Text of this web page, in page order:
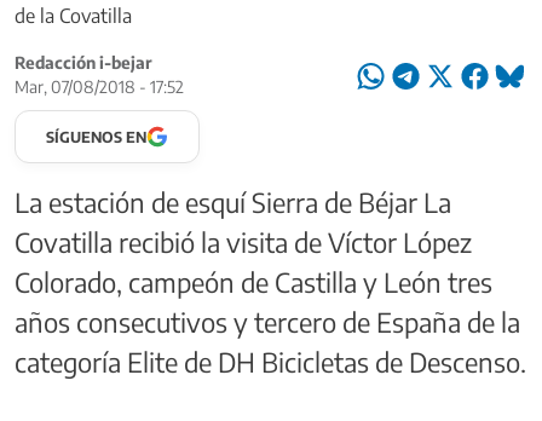
de la Covatilla
Redacción i-bejar
Mar, 07/08/2018 - 17:52
SÍGUENOS EN
La estación de esquí Sierra de Béjar La
Covatilla recibió la visita de Víctor López
Colorado, campeón de Castilla y León tres
años consecutivos y tercero de España de la
categoría Elite de DH Bicicletas de Descenso.